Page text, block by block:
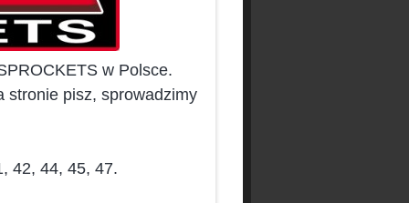
w Polsce.
stronie pisz, sprowadzimy
42, 44, 45, 47.